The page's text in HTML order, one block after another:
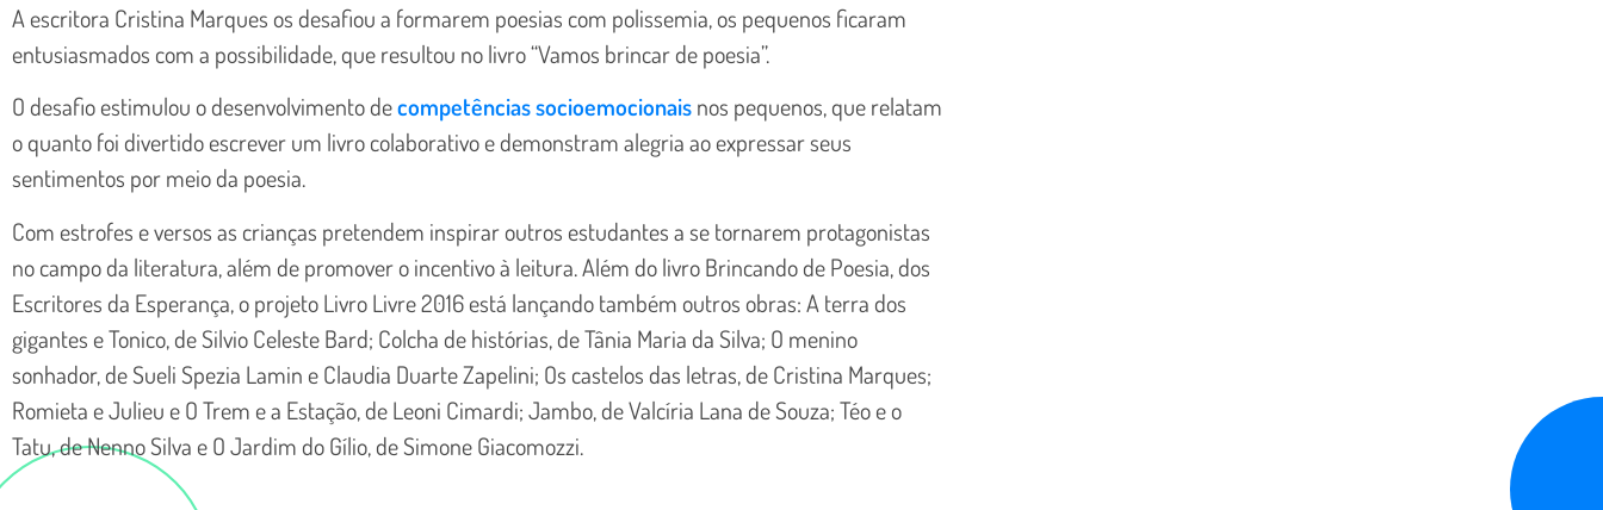
A escritora Cristina Marques os desafiou a formarem poesias com polissemia, os pequenos ficaram
entusiasmados com a possibilidade, que resultou no livro “Vamos brincar de poesia”.
O desafio estimulou o desenvolvimento decompetências socioemocionaisnos pequenos, que relatam
o quanto foi divertido escrever um livro colaborativo e demonstram alegria ao expressar seus
sentimentos por meio da poesia.
Com estrofes e versos as crianças pretendem inspirar outros estudantes a se tornarem protagonistas
no campo da literatura, além de promover o incentivo à leitura. Além do livro Brincando de Poesia, dos
Escritores da Esperança, o projeto Livro Livre 2016 está lançando também outros obras: A terra dos
gigantes e Tonico, de Silvio Celeste Bard; Colcha de histórias, de Tânia Maria da Silva; O menino
sonhador, de Sueli Spezia Lamin e Claudia Duarte Zapelini; Os castelos das letras, de Cristina Marques;
Romieta e Julieu e O Trem e a Estação, de Leoni Cimardi; Jambo, de Valcíria Lana de Souza; Téo e o
Tatu, de Nenno Silva e O Jardim do Gílio, de Simone Giacomozzi.